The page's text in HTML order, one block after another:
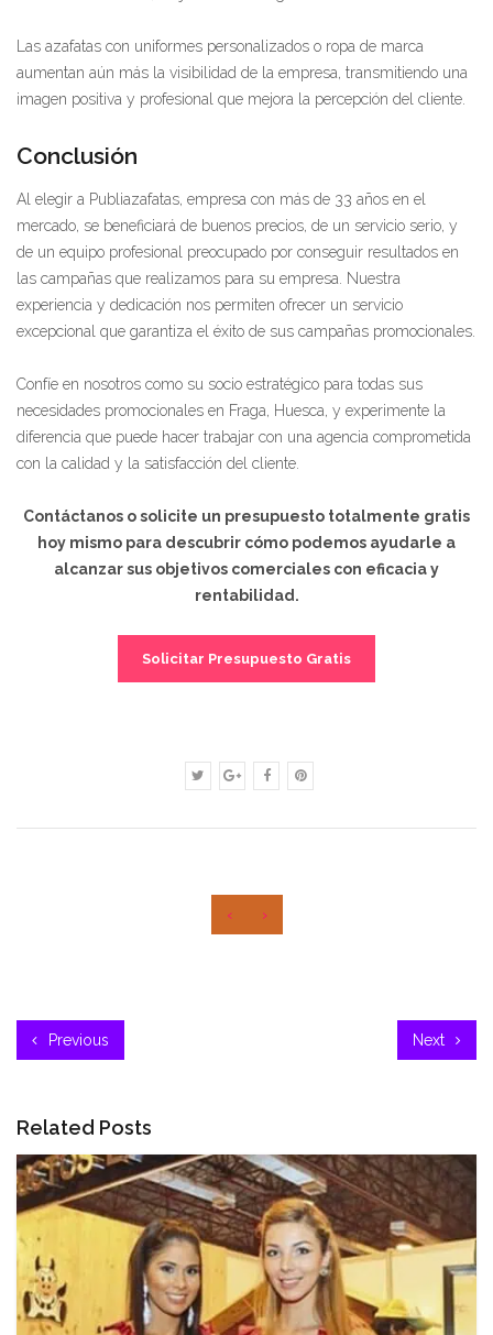
Las azafatas con uniformes personalizados o ropa de marca
aumentan aún más la visibilidad de la empresa, transmitiendo una
imagen positiva y profesional que mejora la percepción del cliente.
Conclusión
Al elegir a Publiazafatas, empresa con más de 33 años en el
mercado, se beneficiará de buenos precios, de un servicio serio, y
de un equipo profesional preocupado por conseguir resultados en
las campañas que realizamos para su empresa. Nuestra
experiencia y dedicación nos permiten ofrecer un servicio
excepcional que garantiza el éxito de sus campañas promocionales.
Confíe en nosotros como su socio estratégico para todas sus
necesidades promocionales en Fraga, Huesca, y experimente la
diferencia que puede hacer trabajar con una agencia comprometida
con la calidad y la satisfacción del cliente.
Contáctanos o solicite un presupuesto totalmente gratis
hoy mismo para descubrir cómo podemos ayudarle a
alcanzar sus objetivos comerciales con eficacia y
rentabilidad.
Solicitar Presupuesto Gratis
‹ ›
Previous Next
Related Posts